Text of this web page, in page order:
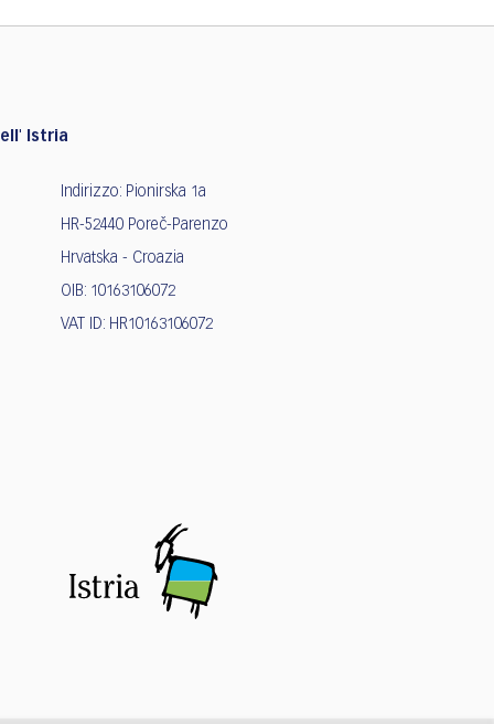
Istria
Indirizzo: Pionirska 1a
HR-52440 Poreč-Parenzo
Hrvatska - Croazia
OIB: 10163106072
VAT ID: HR10163106072